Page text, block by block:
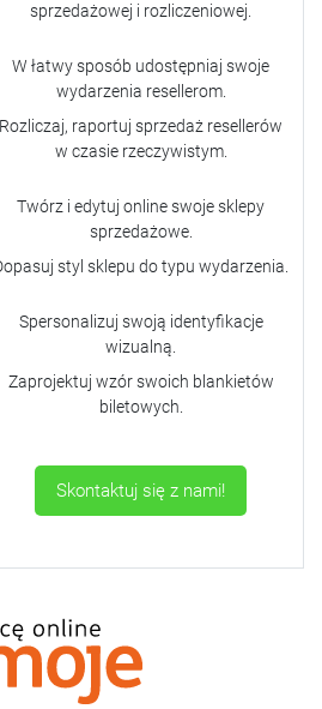
sprzedażowej i rozliczeniowej.
W łatwy sposób udostępniaj swoje
wydarzenia resellerom.
Rozliczaj, raportuj sprzedaż resellerów
w czasie rzeczywistym.
Twórz i edytuj online swoje sklepy
sprzedażowe.
styl sklepu do typu wydarzenia.
Spersonalizuj swoją identyfikacje
wizualną.
Zaprojektuj wzór swoich blankietów
biletowych.
Skontaktuj się z nami!